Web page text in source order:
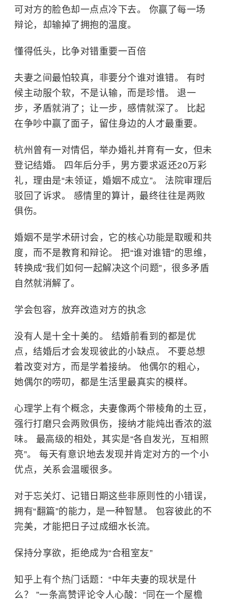
可对方的脸色却一点点冷下去。 你赢了每一场
辩论，却输掉了拥抱的温度。
懂得低头，比争对错重要一百倍
夫妻之间最怕较真，非要分个谁对谁错。 有时
候主动服个软，不是认输，而是珍惜。 退一
步，矛盾就消了；让一步，感情就深了。 比起
在争吵中赢了面子，留住身边的人才最重要。
杭州曾有一对情侣，举办婚礼并育有一女，但未
登记结婚。 四年后分手，男方要求返还20万彩
礼，理由是“未领证，婚姻不成立”。 法院审理后
驳回了诉求。 感情里的算计，最终往往是两败
俱伤。
婚姻不是学术研讨会，它的核心功能是取暖和共
度，而不是教育和辩论。 把“谁对谁错”的思维，
转换成“我们如何一起解决这个问题”，很多矛盾
自然就消解了。
学会包容，放弃改造对方的执念
没有人是十全十美的。 结婚前看到的都是优
点，结婚后才会发现彼此的小缺点。 不要总想
着改变对方，而是学着接纳。 他偶尔的粗心，
她偶尔的唠叨，都是生活里最真实的模样。
心理学上有个概念，夫妻像两个带棱角的土豆，
强行打磨只会两败俱伤，接纳才能炖出香浓的滋
味。 最高级的相处，其实是“各自发光，互相照
亮”。 每天有意识地去发现并肯定对方的一个小
优点，关系会温暖很多。
对于忘关灯、记错日期这些非原则性的小错误，
拥有“翻篇”的能力，是一种智慧。 包容彼此的不
完美，才能把日子过成细水长流。
保持分享欲，拒绝成为“合租室友”
知乎上有个热门话题：“中年夫妻的现状是什
么？ ”一条高赞评论令人心酸：“同在一个屋檐